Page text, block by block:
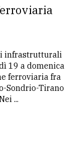
infrastrutturali
19 a domenica
ferroviaria fra
Sondrio-Tirano
...